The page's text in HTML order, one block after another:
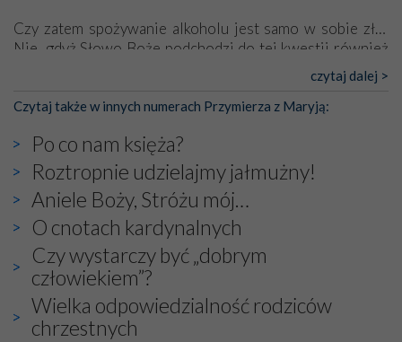
Czy zatem spożywanie alkoholu jest samo w sobie złe?
Nie, gdyż Słowo Boże podchodzi do tej kwestii również
[Pełny tekst w wydaniu papierowym]
czytaj dalej >
Czytaj także w innych numerach Przymierza z Maryją:
Po co nam księża?
Roztropnie udzielajmy jałmużny!
Aniele Boży, Stróżu mój…
O cnotach kardynalnych
Czy wystarczy być „dobrym
człowiekiem”?
Wielka odpowiedzialność rodziców
chrzestnych